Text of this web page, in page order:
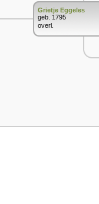
Grietje Eggeles
geb. 1795
overl.